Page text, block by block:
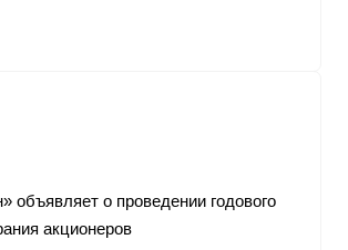
объявляет о проведении годового
акционеров